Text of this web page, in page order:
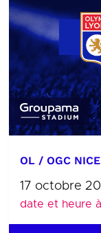
OL / OGC NICE
17 octobre
date et heure